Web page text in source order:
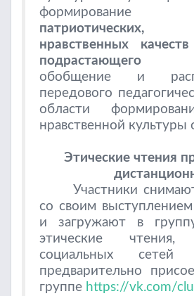
формирование
нравственных
подрастающего
обобщение и
передового
области
нравственной
Этические чтения
Участники
со своим
и загружают в
этические
социальных сетей
предварительно
группе https://vk.com/